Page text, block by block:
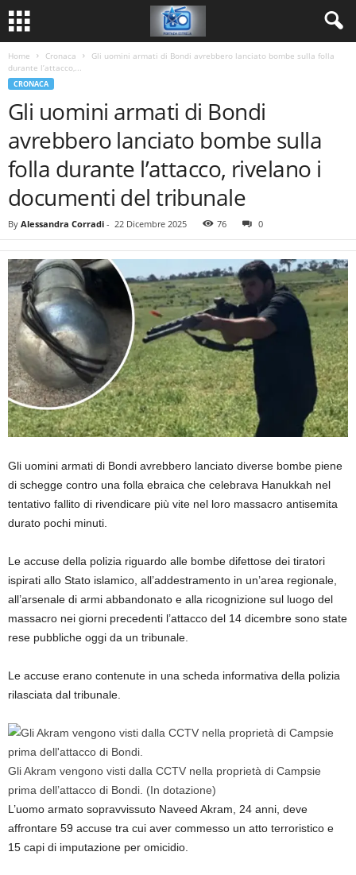
Home Cronaca
Gli uomini armati di Bondi avrebbero lanciato bombe sulla folla
durante l’attacco,...
CRONACA
Gli uomini armati di Bondi
avrebbero lanciato bombe sulla
folla durante l’attacco, rivelano i
documenti del tribunale
By Alessandra Corradi - 22 Dicembre 2025 76 0
Gli uomini armati di Bondi avrebbero lanciato diverse bombe piene
di schegge contro una folla ebraica che celebrava Hanukkah nel
tentativo fallito di rivendicare più vite nel loro massacro antisemita
durato pochi minuti.
Le accuse della polizia riguardo alle bombe difettose dei tiratori
ispirati allo Stato islamico, all’addestramento in un’area regionale,
all’arsenale di armi abbandonato e alla ricognizione sul luogo del
massacro nei giorni precedenti l’attacco del 14 dicembre sono state
rese pubbliche oggi da un tribunale.
Le accuse erano contenute in una scheda informativa della polizia
rilasciata dal tribunale.
Gli Akram vengono visti dalla CCTV nella proprietà di Campsie
prima dell’attacco di Bondi. (In dotazione)
L’uomo armato sopravvissuto Naveed Akram, 24 anni, deve
affrontare 59 accuse tra cui aver commesso un atto terroristico e
15 capi di imputazione per omicidio.